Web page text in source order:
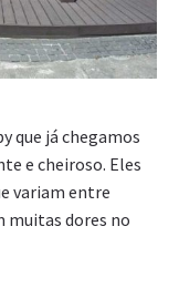
que já chegamos
e cheiroso. Eles
variam entre
muitas dores no